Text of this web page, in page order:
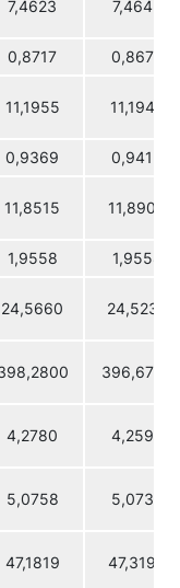
7,4623 7,4643
0,8717 0,8673
11,1955 11,1945
0,9369 0,9413
11,8515 11,8903
1,9558 1,9558
24,5660 24,5230
396,6700
4,2780 4,2593
5,0758 5,0732
47,1819 47,3190